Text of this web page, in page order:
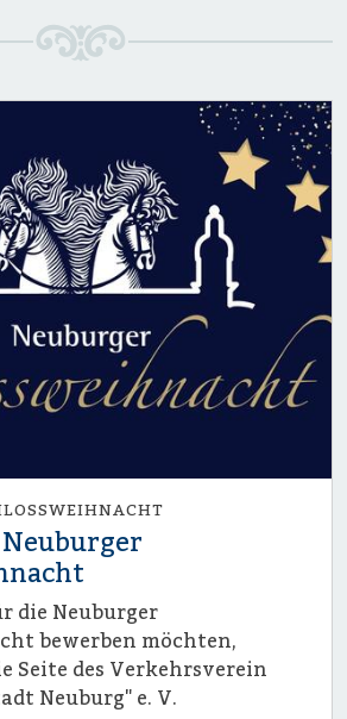
die Neuburger
bewerben möchten,
Seite des Verkehrsverein
Neuburg" e. V.